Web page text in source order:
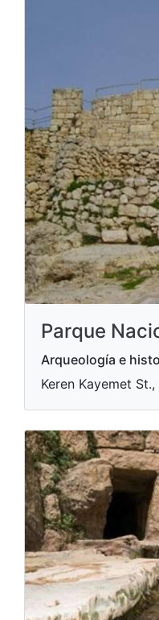
Parque
Arqueología e
Keren Kayemet